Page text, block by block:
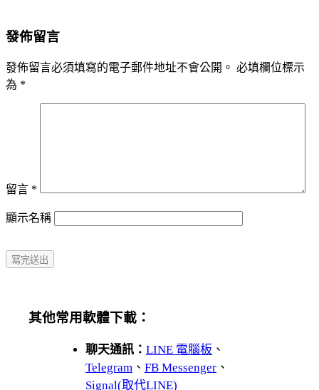
發佈留言
發佈留言必須填寫的電子郵件地址不會公開。 必填欄位標示
為 *
留言 *
顯示名稱
其他常用軟體下載：
聊天通訊： LINE 電腦板 、
Telegram 、 FB Messenger 、
Signal(取代LINE)